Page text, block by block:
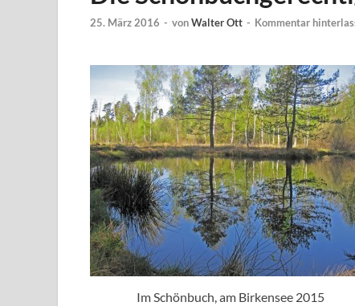
25. März 2016 - vonWalter Ott - Kommentar
Im Schönbuch, am Birkensee 2015